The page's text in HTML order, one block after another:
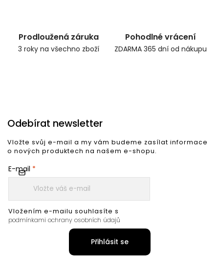
Prodloužená záruka
3 roky na všechno zboží
Pohodlné vrácení
ZDARMA 365 dní od nákupu
Odebírat newsletter
Vložte svůj e-mail a my vám budeme zasílat informace
o nových produktech na našem e-shopu.
E-mail
Vložením e-mailu souhlasíte s
podmínkami ochrany osobních údajů
Přihlásit se